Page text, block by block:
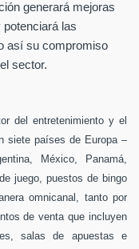
generará mejoras
las
así su compromiso
sector.
del entretenimiento y el
siete países de Europa –
México, Panamá,
juego, puestos de bingo
omnicanal, tanto por
de venta que incluyen
salas de apuestas e